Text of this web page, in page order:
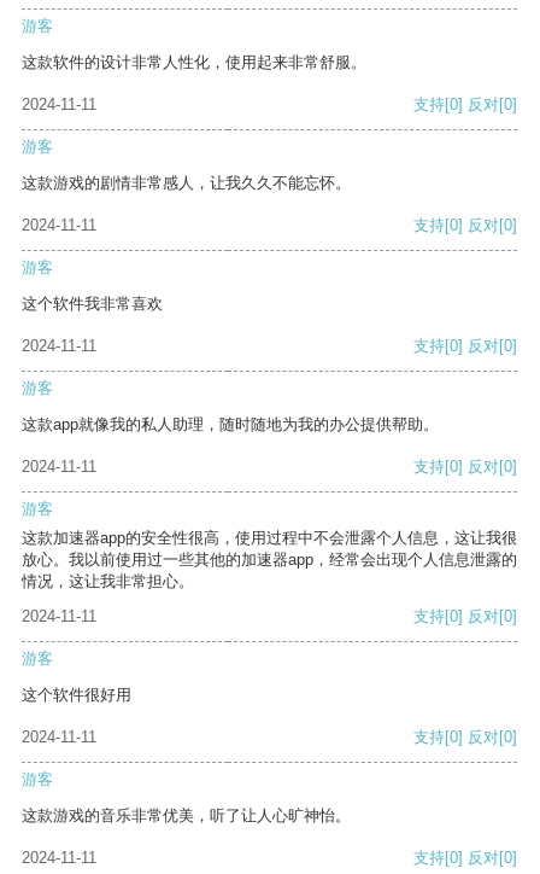
游客
这款软件的设计非常人性化，使用起来非常舒服。
2024-11-11 支持[0] 反对[0]
游客
这款游戏的剧情非常感人，让我久久不能忘怀。
2024-11-11 支持[0] 反对[0]
游客
这个软件我非常喜欢
2024-11-11 支持[0] 反对[0]
游客
这款app就像我的私人助理，随时随地为我的办公提供帮助。
2024-11-11 支持[0] 反对[0]
游客
这款加速器app的安全性很高，使用过程中不会泄露个人信息，这让我很
放心。我以前使用过一些其他的加速器app，经常会出现个人信息泄露的
情况，这让我非常担心。
2024-11-11
支持[0] 反对[0]
游客
这个软件很好用
2024-11-11 支持[0] 反对[0]
游客
这款游戏的音乐非常优美，听了让人心旷神怡。
2024-11-11 支持[0] 反对[0]